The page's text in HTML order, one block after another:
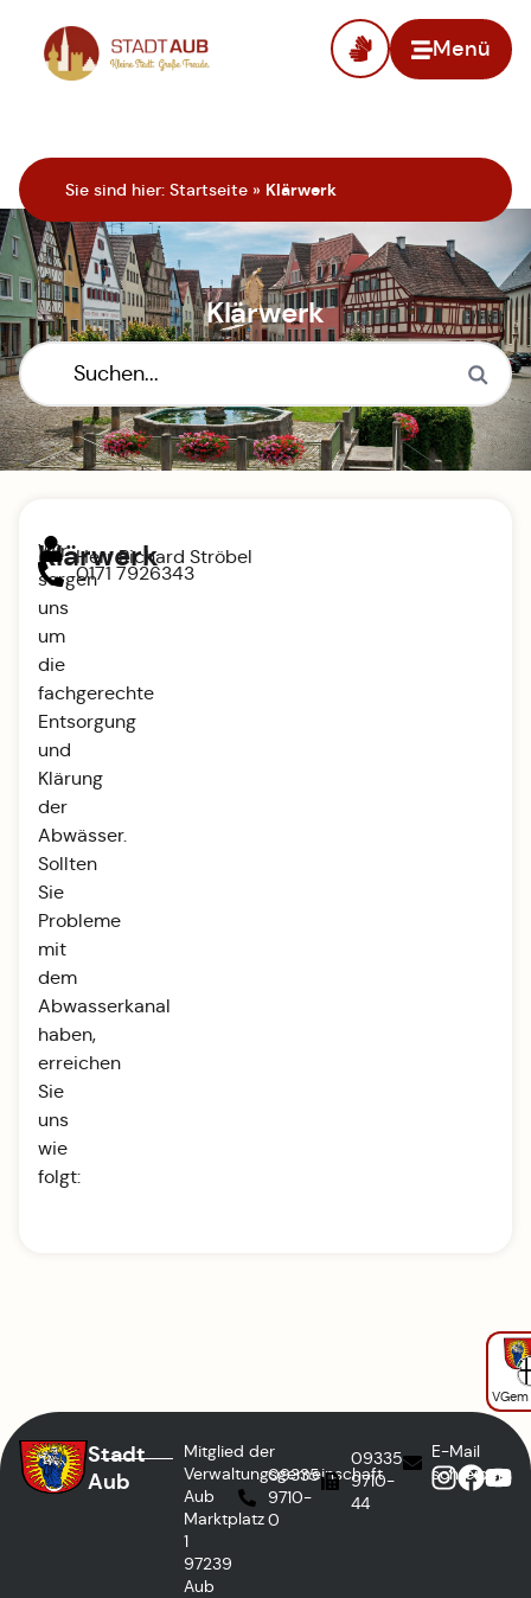
Menü
Sie sind hier: Startseite » Klärwerk
Klärwerk
Klärwerk
Wir
sorgen
uns
um
die
fachgerechte
Entsorgung
und
Klärung
der
Abwässer.
Sollten
Sie
Probleme
mit
dem
Abwasserkanal
haben,
erreichen
Sie
uns
wie
folgt:
Herr Richard Ströbel
0171 7926343
Stadt
Aub
Mitglied der
Verwaltungsgemeinschaft
Aub
Marktplatz
1
97239
Aub
09335
9710-
0
09335
9710-
44
E-Mail
schreiben